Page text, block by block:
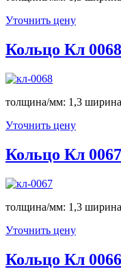
Уточнить цену
Кольцо Кл
толщина/мм: 1,3
Уточнить цену
Кольцо Кл
толщина/мм: 1,3
Уточнить цену
Кольцо Кл